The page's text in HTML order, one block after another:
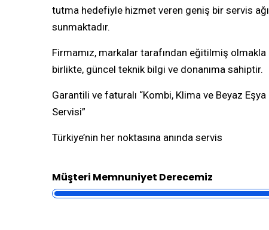
tutma hedefiyle hizmet veren geniş bir servis ağı
sunmaktadır.
Firmamız, markalar tarafından eğitilmiş olmakla
birlikte, güncel teknik bilgi ve donanıma sahiptir.
Garantili ve faturalı “Kombi, Klima ve Beyaz Eşya
Servisi”
Türkiye’nin her noktasına anında servis
Müşteri Memnuniyet Derecemiz